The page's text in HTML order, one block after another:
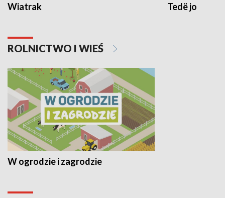
Wiatrak Tedë jo
ROLNICTWO I WIEŚ
W ogrodzie i zagrodzie